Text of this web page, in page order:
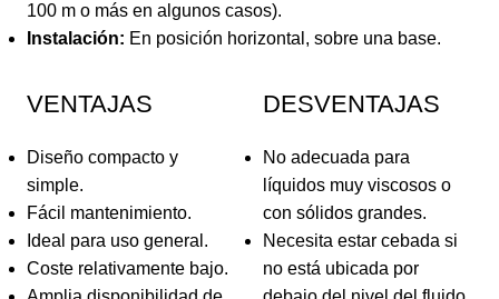
100 m o más en algunos casos).
Instalación: En posición horizontal, sobre una base.
VENTAJAS
Diseño compacto y
simple.
Fácil mantenimiento.
Ideal para uso general.
Coste relativamente bajo.
DESVENTAJAS
No adecuada para
líquidos muy viscosos o
con sólidos grandes.
Necesita estar cebada si
no está ubicada por